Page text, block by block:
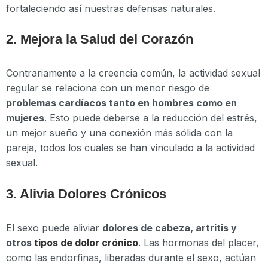
fortaleciendo así nuestras defensas naturales.
2. Mejora la Salud del Corazón
Contrariamente a la creencia común, la actividad sexual
regular se relaciona con un menor riesgo de
problemas cardíacos tanto en hombres como en
mujeres. Esto puede deberse a la reducción del estrés,
un mejor sueño y una conexión más sólida con la
pareja, todos los cuales se han vinculado a la actividad
sexual.
3. Alivia Dolores Crónicos
El sexo puede aliviar dolores de cabeza, artritis y
otros tipos de dolor crónico. Las hormonas del placer,
como las endorfinas, liberadas durante el sexo, actúan